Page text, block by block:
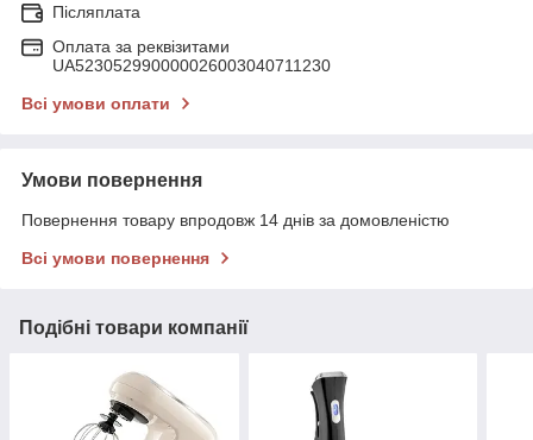
Післяплата
Оплата за реквізитами
UA523052990000026003040711230
Всі умови оплати
Умови повернення
Повернення товару впродовж 14 днів за домовленістю
Всі умови повернення
Подібні товари компанії